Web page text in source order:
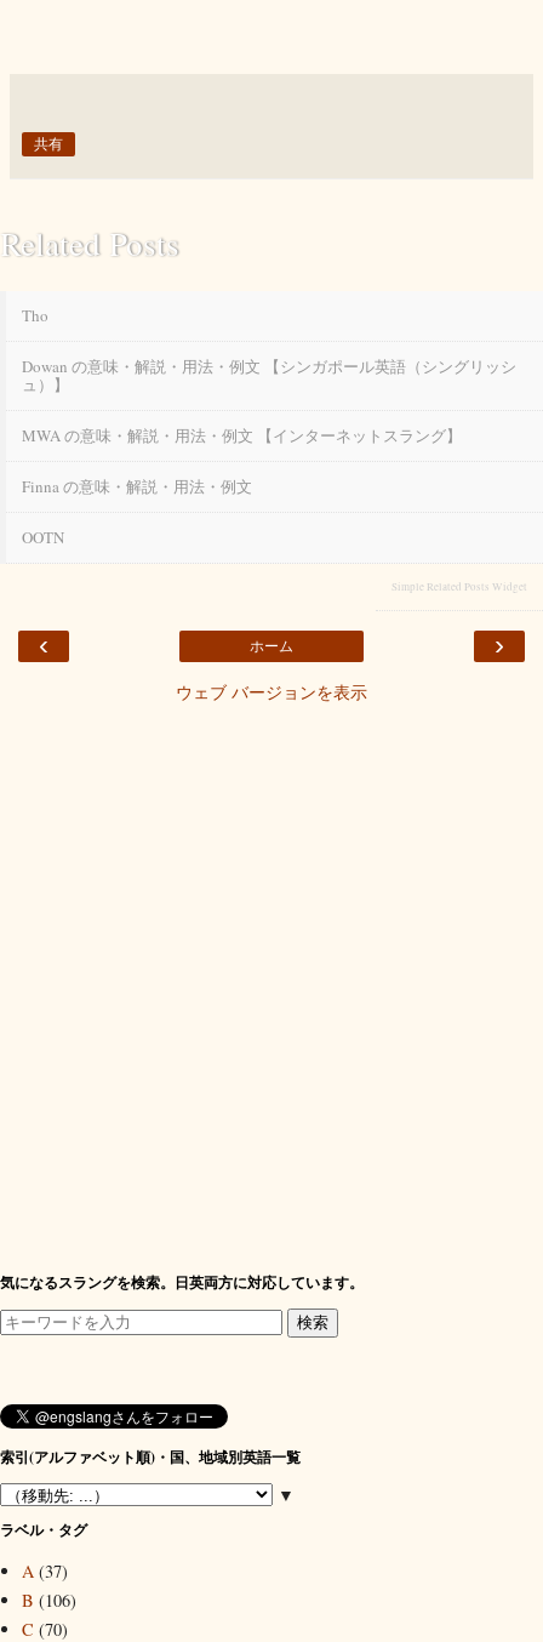
共有
Related Posts
Tho
Dowan の意味・解説・用法・例文 【シンガポール英語（シングリッシ
ュ）】
MWA の意味・解説・用法・例文 【インターネットスラング】
Finna の意味・解説・用法・例文
OOTN
Simple Related Posts Widget
‹ ›
ホーム
ウェブ バージョンを表示
気になるスラングを検索。日英両方に対応しています。
索引(アルファベット順)・国、地域別英語一覧
▼
ラベル・タグ
A (37)
B (106)
C (70)